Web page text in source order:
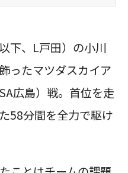
下、L戸田）の小川
ったマツダスカイア
広島）戦。首位を走
58分間を全力で駆け